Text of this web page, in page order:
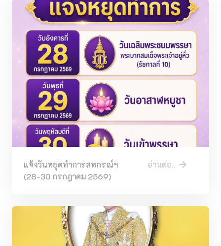
แจ้งวันหยุดทำการสหกรณ์ฯ
(28-30 กรกฎาคม 2569)
อ่านต่อ..